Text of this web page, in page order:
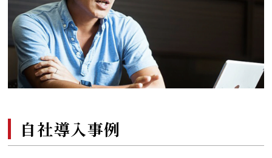
自社導入事例